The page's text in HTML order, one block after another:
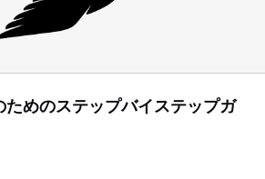
ためのステップバイステップガ